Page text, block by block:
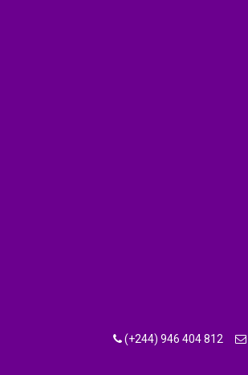
(+244) 946 404 812